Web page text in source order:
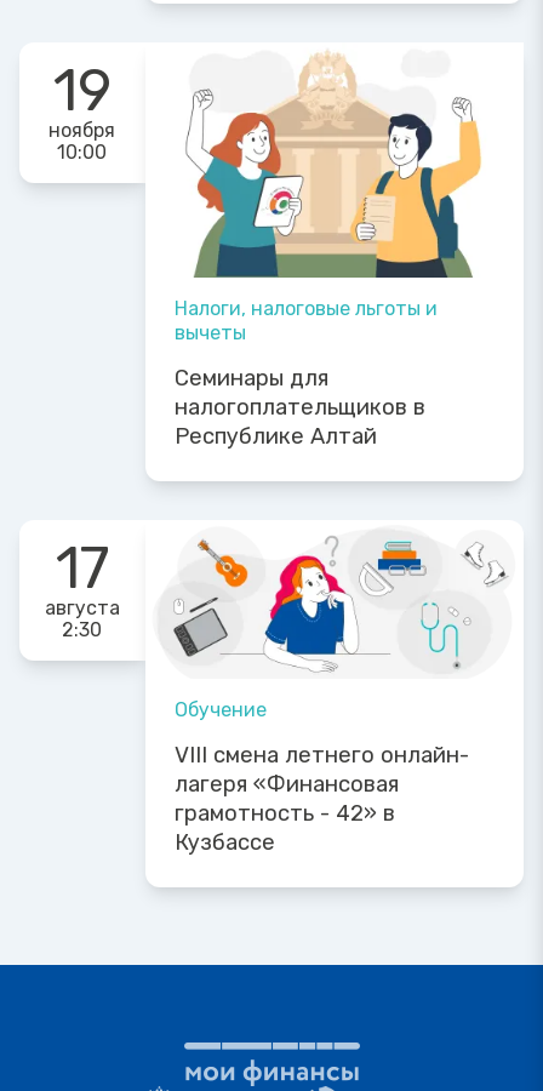
19
ноября
10:00
Налоги, налоговые льготы и
вычеты
Семинары для
налогоплательщиков в
Республике Алтай
17
августа
2:30
Обучение
VIII смена летнего онлайн-
лагеря «Финансовая
грамотность - 42» в
Кузбассе